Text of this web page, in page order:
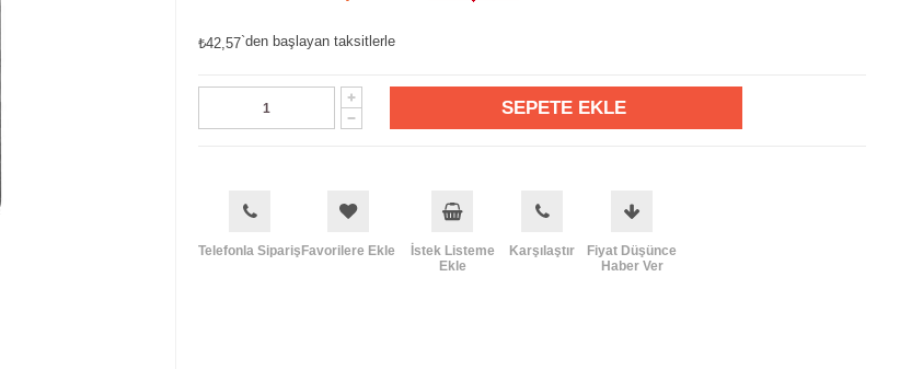
₺42,57`den başlayan taksitlerle
Telefonla Sipariş Favorilere Ekle
İstek Listeme
Ekle
Karşılaştır
Fiyat Düşünce
Haber Ver